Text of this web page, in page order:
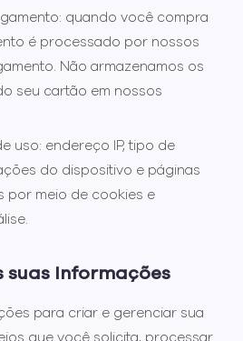
quando você compra
é processado por nossos
Não armazenamos os
seu cartão em nossos
uso: endereço IP, tipo de
do dispositivo e páginas
por meio de cookies e
suas Informações
para criar e gerenciar sua
que você solicita, processar